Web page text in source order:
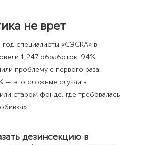
не врет
специалисты «СЭСКА» в
1,247 обработок. 94%
проблему с первого раза.
— это сложные случаи в
старом фонде, где требовалась